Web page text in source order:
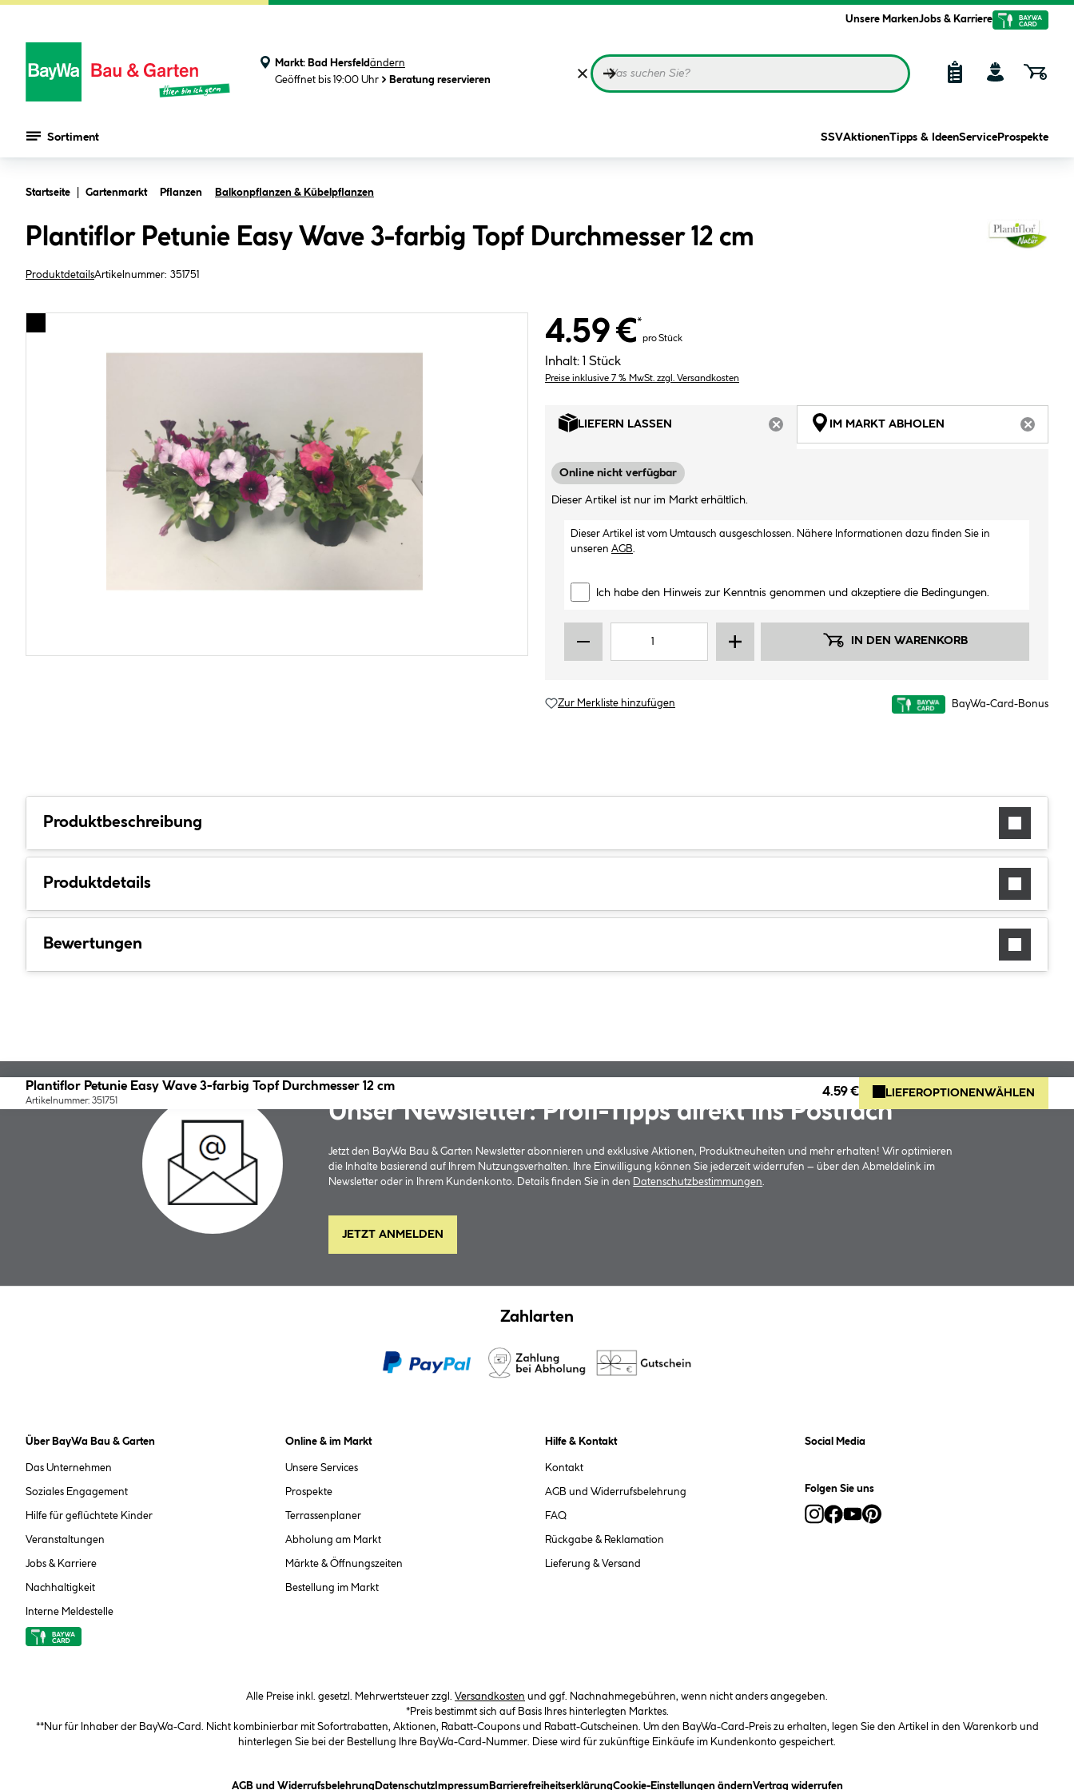
Unsere MarkenJobs & Karriere
Markt: Bad Hersfeldändern
Geöffnet bis 19:00 Uhr
Beratung reservieren
Sortiment SSVAktionenTipps & IdeenService Prospekte
Startseite Gartenmarkt Pflanzen Balkonpflanzen & Kübelpflanzen
Plantiflor Petunie Easy Wave 3-farbig Topf Durchmesser 12 cm
ProduktdetailsArtikelnummer: 351751
4.59 €*
pro Stück
Inhalt: 1 Stück
Preise inklusive 7 % MwSt. zzgl. Versandkosten
LIEFERN LASSEN
ARTIKEL NICHT VERFÜGBAR
IM MARKT ABHOLEN
Online nicht verfügbar
Dieser Artikel ist nur im Markt erhältlich.
Dieser Artikel ist vom Umtausch ausgeschlossen. Nähere Informationen dazu finden Sie in
unseren AGB
Ich habe den Hinweis zur Kenntnis genommen und akzeptiere die Bedingungen.
IN DEN WARENKORB
Zur Merkliste hinzufügen BayWa-Card-Bonus
Produktbeschreibung
Produktdetails
Bewertungen
Plantiflor Petunie Easy Wave 3-farbig Topf Durchmesser 12 cm
Artikelnummer: 351751
4.59 € LIEFEROPTIONEN WÄHLEN
Unser Newsletter: Profi-Tipps direkt ins Postfach
Jetzt den BayWa Bau & Garten Newsletter abonnieren und exklusive Aktionen, Produktneuheiten und mehr erhalten! Wir optimieren
die Inhalte basierend auf Ihrem Nutzungsverhalten. Ihre Einwilligung können Sie jederzeit widerrufen – über den Abmeldelink im
Newsletter oder in Ihrem Kundenkonto. Details finden Sie in den
Datenschutzbestimmungen
JETZT ANMELDEN
Zahlarten
Über BayWa Bau & Garten
Das Unternehmen
Soziales Engagement
Hilfe für geflüchtete Kinder
Veranstaltungen
Jobs & Karriere
Nachhaltigkeit
Interne Meldestelle
Online & im Markt
Unsere Services
Prospekte
Terrassenplaner
Abholung am Markt
Märkte & Öffnungszeiten
Bestellung im Markt
Hilfe & Kontakt
Kontakt
AGB und Widerrufsbelehrung
FAQ
Rückgabe & Reklamation
Lieferung & Versand
Social Media
Folgen Sie uns
Alle Preise inkl. gesetzl. Mehrwertsteuer zzgl. Versandkosten und ggf. Nachnahmegebühren, wenn nicht anders angegeben.
*Preis bestimmt sich auf Basis Ihres hinterlegten Marktes.
**Nur für Inhaber der BayWa-Card. Nicht kombinierbar mit Sofortrabatten, Aktionen, Rabatt-Coupons und Rabatt-Gutscheinen. Um den BayWa-Card-Preis zu erhalten, legen Sie den Artikel in den Warenkorb und
hinterlegen Sie bei der Bestellung Ihre BayWa-Card-Nummer. Diese wird für zukünftige Einkäufe im Kundenkonto gespeichert.
AGB und Widerrufsbelehrung(öffnet ein Dialogfeld)
Datenschutz(öffnet ein Dialogfeld)
Impressum(öffnet ein Dialogfeld)
Barrierefreiheitserklärung(öffnet ein Dialogfeld)
Cookie-Einstellungen ändern(öffnet ein Dialogfeld)
Vertrag widerrufen